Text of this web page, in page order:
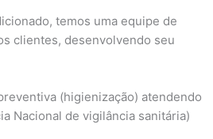
temos uma equipe de
clientes, desenvolvendo seu
(higienização) atendendo
Nacional de vigilância sanitária)